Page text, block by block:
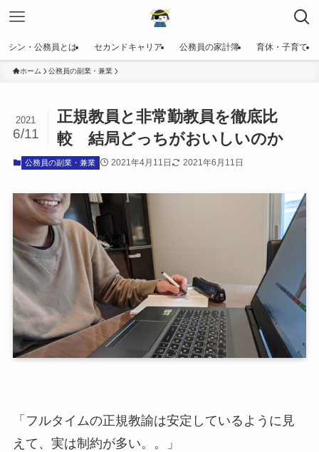
シン・公務員とは セカンドキャリア 公務員の家計簿 育休・子育て
ホーム 公務員の副業・兼業
正規教員と非常勤教員を徹底比
較 結局どっちがおいしいのか
2021
6/11
公務員の副業・兼業 2021年4月11日 2021年6月11日
「フルタイムの正規教諭は安定しているように見
えて、実は制約が多い。。」